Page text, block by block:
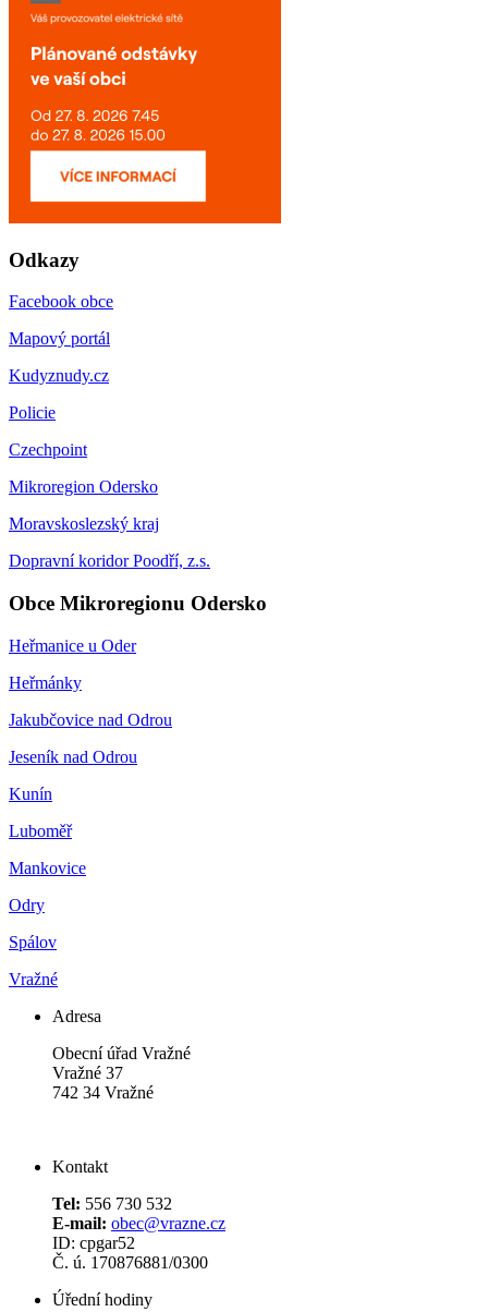
Odkazy
Facebook obce
Mapový portál
Kudyznudy.cz
Policie
Czechpoint
Mikroregion Odersko
Moravskoslezský kraj
Dopravní koridor Poodří, z.s.
Obce Mikroregionu Odersko
Heřmanice u Oder
Heřmánky
Jakubčovice nad Odrou
Jeseník nad Odrou
Kunín
Luboměř
Mankovice
Odry
Spálov
Vražné
Adresa
Obecní úřad Vražné
Vražné 37
742 34 Vražné
Kontakt
Tel: 556 730 532
E-mail: obec@vrazne.cz
ID: cpgar52
Č. ú. 170876881/0300
Úřední hodiny